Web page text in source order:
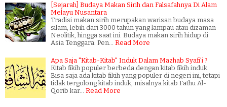
[Sejarah] Budaya Makan Sirih dan Falsafahnya Di Alam
Melayu Nusantara
Tradisi makan sirih merupakan warisan budaya masa
silam, lebih dari 3000 tahun yang lampau atau dizaman
Neolitik, hingga saat ini. Budaya makan sirih hidup di
Asia Tenggara. Pen…
Read More
Apa Saja "Kitab-Kitab" Induk Dalam Mazhab Syafi'i ?
Kitab fikih populer berbeda dengan kitab fikih induk.
Bisa saja ada kitab fikih yang populer di negeri ini, tetapi
tidak tergolong kitab induk, misalnya kitab Fathu Al-
Qorib kar…
Read More